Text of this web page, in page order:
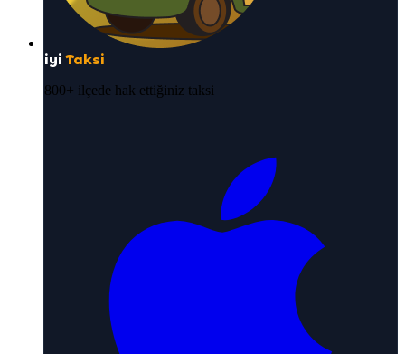
iyi Taksi
800+ ilçede hak ettiğiniz taksi